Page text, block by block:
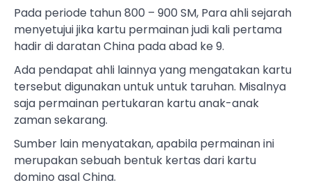
Pada periode tahun 800 – 900 SM, Para ahli sejarah
menyetujui jika kartu permainan judi kali pertama
hadir di daratan China pada abad ke 9.
Ada pendapat ahli lainnya yang mengatakan kartu
tersebut digunakan untuk untuk taruhan. Misalnya
saja permainan pertukaran kartu anak-anak
zaman sekarang.
Sumber lain menyatakan, apabila permainan ini
merupakan sebuah bentuk kertas dari kartu
domino asal China.